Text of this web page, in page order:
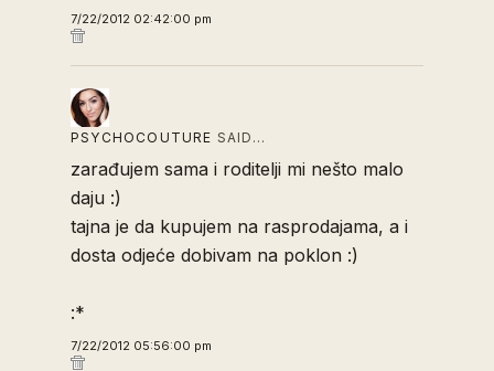
7/22/2012 02:42:00 pm
PSYCHOCOUTURE SAID…
zarađujem sama i roditelji mi nešto malo
daju :)
tajna je da kupujem na rasprodajama, a i
dosta odjeće dobivam na poklon :)
:*
7/22/2012 05:56:00 pm